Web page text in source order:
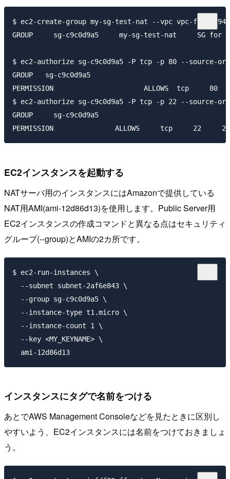
$ ec2-create-group my-sg-test-nat --vpc vpc-
GROUP     sg-c9c0d9a5     my-sg-test-nat     SG for
$ ec2-authorize sg-c9c0d9a5 -P tcp -p 80 --source-or-
GROUP   sg-c9c0d9a5
PERMISSION                      ALLOWS  tcp     80
$ ec2-authorize sg-c9c0d9a5 -P tcp -p 22 --source-or-
GROUP     sg-c9c0d9a5
EC2インスタンスを起動する
NATサーバ用のインスタンスにはAmazonで提供している
NAT用AMI(ami-12d86d13)を使用します。Public Server用
EC2インスタンスの作成コマンドと異なる点はセキュリティ
グループ(--group)とAMIの2カ所です。
$ ec2-run-instances \
  --subnet subnet-2af6e843 \
  --group sg-c9c0d9a5 \
  --instance-type t1.micro \
  --instance-count 1 \
  --key <MY_KEYNAME> \
インスタンスにタグで名前をつける
あとでAWS Management Consoleなどを見たときに区別し
やすいよう、EC2インスタンスには名前をつけておきましょ
う。